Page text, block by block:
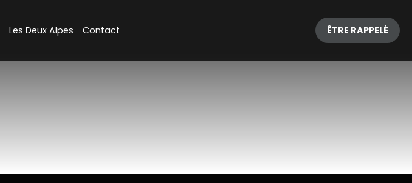
Les Deux Alpes Contact ÊTRE RAPPELÉ